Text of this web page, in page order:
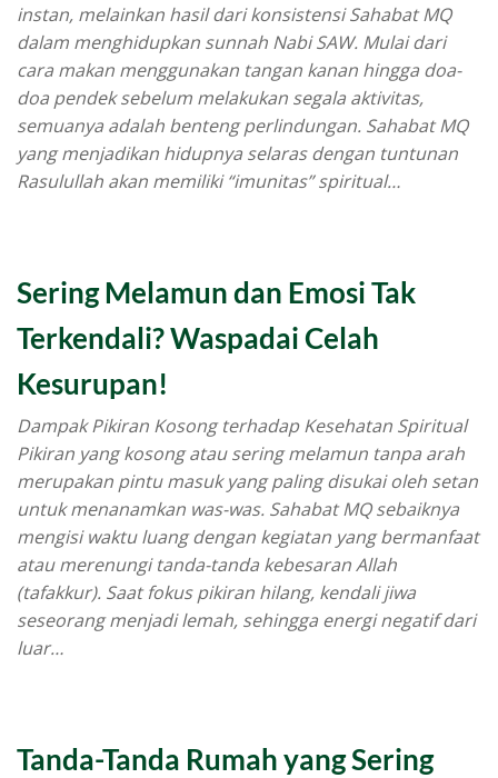
instan, melainkan hasil dari konsistensi Sahabat MQ
dalam menghidupkan sunnah Nabi SAW. Mulai dari
cara makan menggunakan tangan kanan hingga doa-
doa pendek sebelum melakukan segala aktivitas,
semuanya adalah benteng perlindungan. Sahabat MQ
yang menjadikan hidupnya selaras dengan tuntunan
Rasulullah akan memiliki “imunitas” spiritual…
Sering Melamun dan Emosi Tak
Terkendali? Waspadai Celah
Kesurupan!
Dampak Pikiran Kosong terhadap Kesehatan Spiritual
Pikiran yang kosong atau sering melamun tanpa arah
merupakan pintu masuk yang paling disukai oleh setan
untuk menanamkan was-was. Sahabat MQ sebaiknya
mengisi waktu luang dengan kegiatan yang bermanfaat
atau merenungi tanda-tanda kebesaran Allah
(tafakkur). Saat fokus pikiran hilang, kendali jiwa
seseorang menjadi lemah, sehingga energi negatif dari
luar…
Tanda-Tanda Rumah yang Sering